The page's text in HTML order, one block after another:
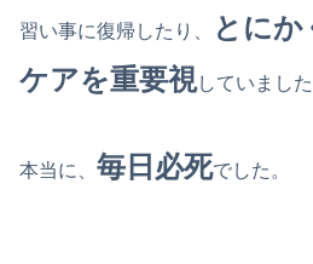
習い事に復帰したり、
とにか
ケアを重要視していました
本当に、 毎日必死でした。